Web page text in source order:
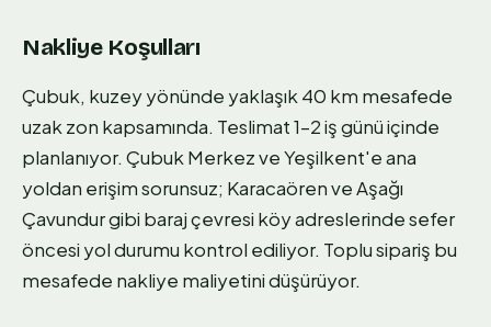
Nakliye Koşulları
Çubuk, kuzey yönünde yaklaşık 40 km mesafede
uzak zon kapsamında. Teslimat 1–2 iş günü içinde
planlanıyor. Çubuk Merkez ve Yeşilkent'e ana
yoldan erişim sorunsuz; Karacaören ve Aşağı
Çavundur gibi baraj çevresi köy adreslerinde sefer
öncesi yol durumu kontrol ediliyor. Toplu sipariş bu
mesafede nakliye maliyetini düşürüyor.